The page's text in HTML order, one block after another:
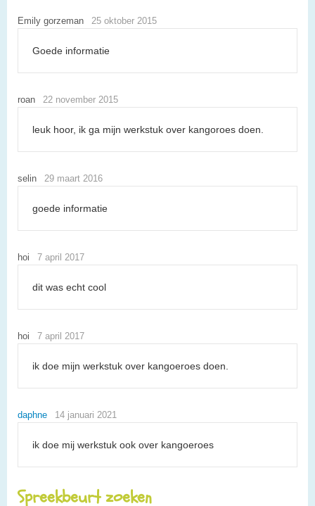
Emily gorzeman 25 oktober 2015
Goede informatie
roan 22 november 2015
leuk hoor, ik ga mijn werkstuk over kangoroes doen.
selin 29 maart 2016
goede informatie
hoi 7 april 2017
dit was echt cool
hoi 7 april 2017
ik doe mijn werkstuk over kangoeroes doen.
daphne 14 januari 2021
ik doe mij werkstuk ook over kangoeroes
Spreekbeurt zoeken